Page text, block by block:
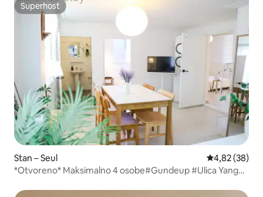
Superhost
Superhost
Stan – Seul Prosječna
4,82 (38)
*Otvoreno* Maksimalno 4 osobe#Gundeup #Ulica Yang
Hangang#Dugoročni boravak dobrodošao